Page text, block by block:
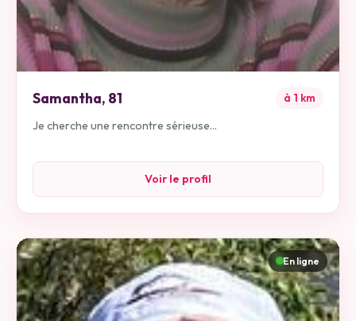
Samantha, 81 à 1 km
Je cherche une rencontre sérieuse...
Voir le profil
En ligne